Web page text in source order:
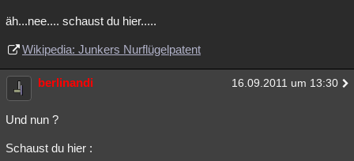
äh...nee.... schaust du hier.....
Wikipedia: Junkers Nurflügelpatent
berlinandi 16.09.2011 um 13:30
Und nun ?
Schaust du hier :